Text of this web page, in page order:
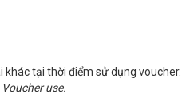
tại thời điểm sử dụng voucher.
use.